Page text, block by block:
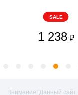
SALE
1 238 ₽
Внимание! Данный